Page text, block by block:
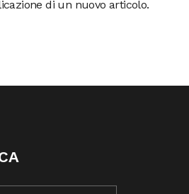
di un nuovo articolo.